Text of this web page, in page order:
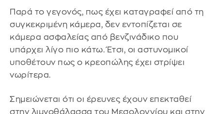
Παρά το γεγονός, πως έχει καταγραφεί από τη
συγκεκριμένη κάμερα, δεν εντοπίζεται σε
κάμερα ασφαλείας από βενζινάδικο που
υπάρχει λίγο πιο κάτω. Έτσι, οι αστυνομικοί
υποθέτουν πως ο κρεοπώλης έχει στρίψει
νωρίτερα.
Σημειώνεται ότι οι έρευνες έχουν επεκταθεί
στην λιμνοθάλασσα του Μεσολογγίου και στην